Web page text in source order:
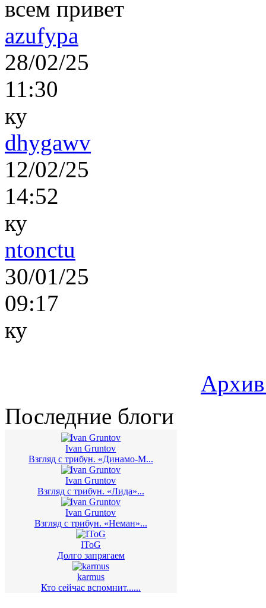
всем привет
azufypa
28/02/25
11:30
ку
dhygawv
12/02/25
14:52
ку
ntonctu
30/01/25
09:17
ку
Последние блоги
Ivan Gruntov
Взгляд с трибун. «Динамо-М...
Ivan Gruntov
Взгляд с трибун. «Лида»...
Ivan Gruntov
Взгляд с трибун. «Неман»...
IToG
Долго запрягаем
karmus
Кто сейчас вспомнит......